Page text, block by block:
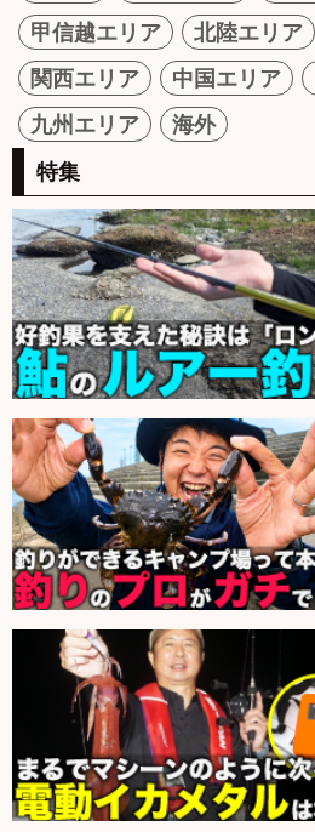
甲信越エリア
北陸エリア
関西エリア
中国エリア
九州エリア
海外
特集